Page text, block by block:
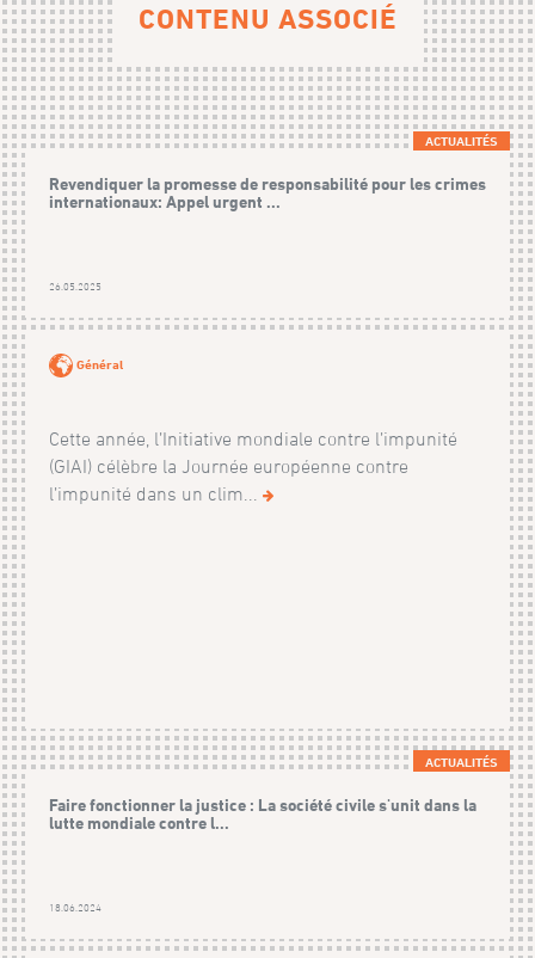
CONTENU ASSOCIÉ
ACTUALITÉS
Revendiquer la promesse de responsabilité pour les crimes
internationaux: Appel urgent ...
26.05.2025
Général
Cette année, l’Initiative mondiale contre l’impunité
(GIAI) célèbre la Journée européenne contre
l’impunité dans un clim...
ACTUALITÉS
Faire fonctionner la justice : La société civile s'unit dans la
lutte mondiale contre l...
18.06.2024